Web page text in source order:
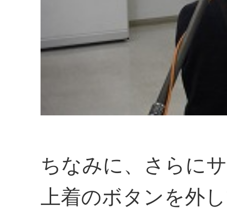
ちなみに、さらに
上着のボタンを外